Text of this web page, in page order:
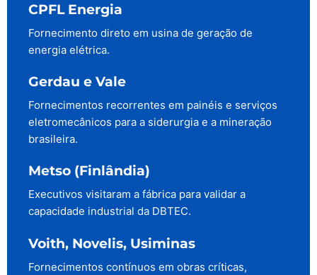
CPFL Energia
Fornecimento direto em usina de geração de
energia elétrica.
Gerdau e Vale
Fornecimentos recorrentes em painéis e serviços
eletromecânicos para a siderurgia e a mineração
brasileira.
Metso (Finlândia)
Executivos visitaram a fábrica para validar a
capacidade industrial da DBTEC.
Voith, Novelis, Usiminas
Fornecimentos contínuos em obras críticas,